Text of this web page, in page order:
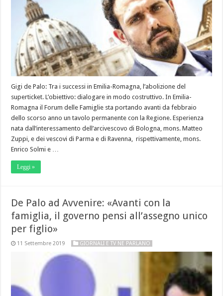
Gigi de Palo: Tra i successi in Emilia-Romagna, l’abolizione del
superticket. L’obiettivo: dialogare in modo costruttivo. In Emilia-
Romagna il Forum delle Famiglie sta portando avanti da febbraio
dello scorso anno un tavolo permanente con la Regione. Esperienza
nata dall’interessamento dell’arcivescovo di Bologna, mons. Matteo
Zuppi, e dei vescovi di Parma e di Ravenna, rispettivamente, mons.
Enrico Solmi e …
Leggi »
De Palo ad Avvenire: «Avanti con la
famiglia, il governo pensi all’assegno unico
per figlio»
11 Settembre 2019 GIORNALI E TV NE PARLANO